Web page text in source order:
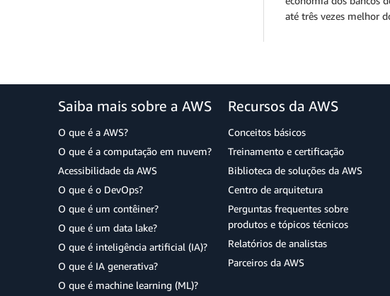
até três vezes melhor
Saiba mais sobre a AWS
O que é a AWS?
O que é a computação em nuvem?
Acessibilidade da AWS
O que é o DevOps?
O que é um contêiner?
O que é um data lake?
O que é inteligência artificial (IA)?
O que é IA generativa?
O que é machine learning (ML)?
Recursos da AWS
Conceitos básicos
Treinamento e certificação
Biblioteca de soluções da AWS
Centro de arquitetura
Perguntas frequentes sobre
produtos e tópicos técnicos
Relatórios de analistas
Parceiros da AWS